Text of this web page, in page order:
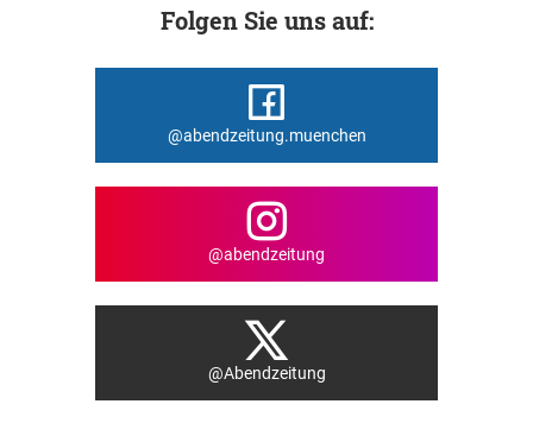
Folgen Sie uns auf:
@abendzeitung.muenchen
@abendzeitung
@Abendzeitung